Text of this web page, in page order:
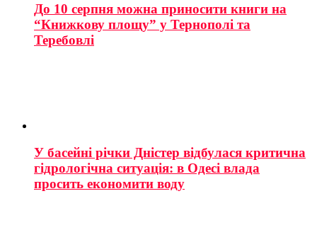
До 10 серпня можна приносити книги на
“Книжкову площу” у Тернополі та
Теребовлі
У басейні річки Дністер відбулася критична
гідрологічна ситуація: в Одесі влада
просить економити воду